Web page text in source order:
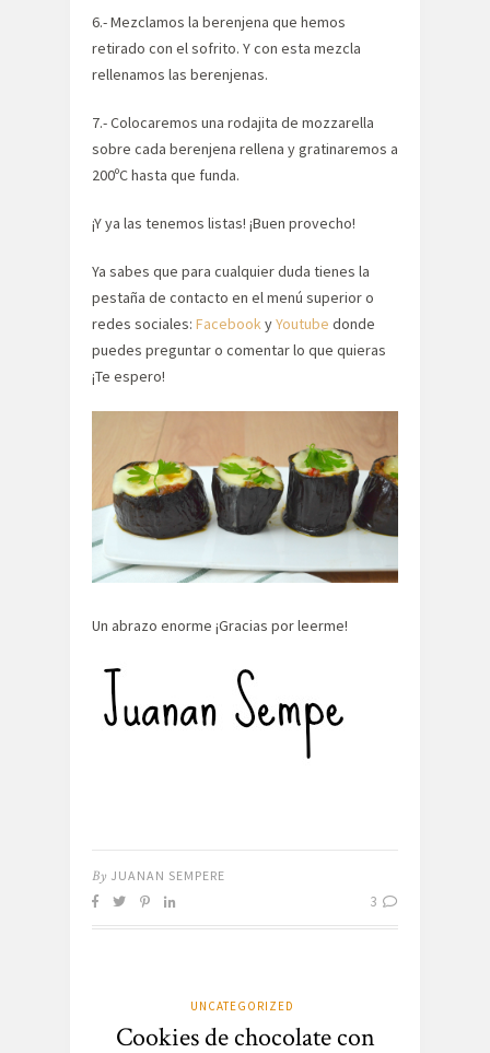
6.- Mezclamos la berenjena que hemos
retirado con el sofrito. Y con esta mezcla
rellenamos las berenjenas.
7.- Colocaremos una rodajita de mozzarella
sobre cada berenjena rellena y gratinaremos a
200ºC hasta que funda.
¡Y ya las tenemos listas! ¡Buen provecho!
Ya sabes que para cualquier duda tienes la
pestaña de contacto en el menú superior o
redes sociales: FacebookyYoutube donde
puedes preguntar o comentar lo que quieras
¡Te espero!
Un abrazo enorme ¡Gracias por leerme!
By JUANAN SEMPERE
3
UNCATEGORIZED
Cookies de chocolate con